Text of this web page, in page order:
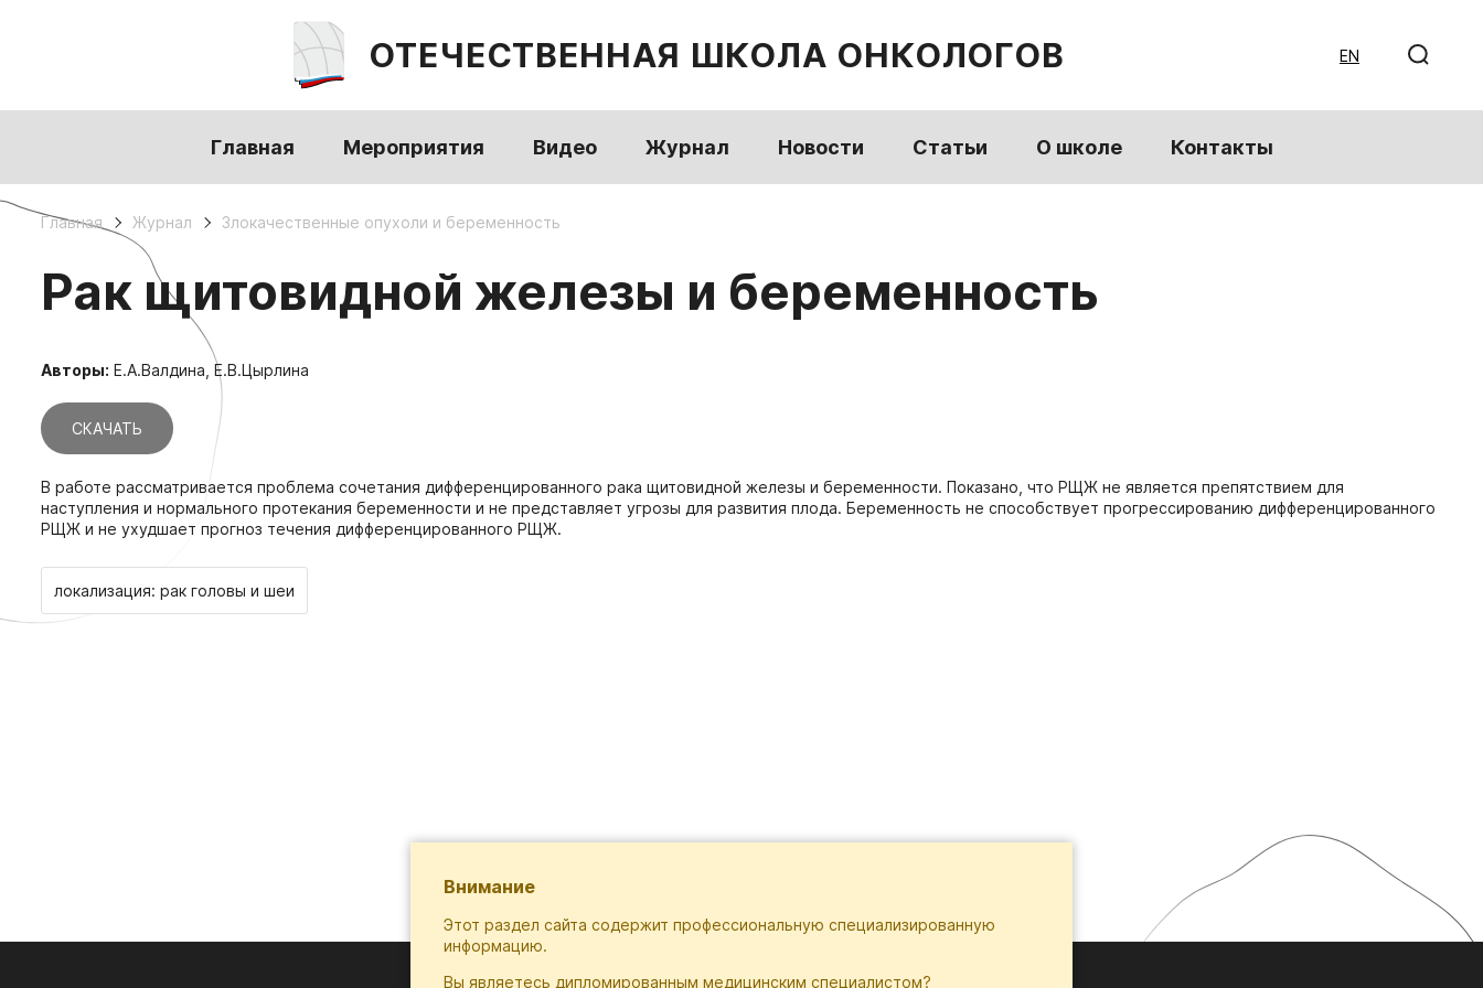
ОТЕЧЕСТВЕННАЯ ШКОЛА ОНКОЛОГОВ EN
Главная Мероприятия Видео Журнал Новости Статьи О школе Контакты
Главная Журнал Злокачественные опухоли и беременность
Рак щитовидной железы и беременность
Авторы: Е.А.Валдина, Е.В.Цырлина
СКАЧАТЬ
В работе рассматривается проблема сочетания дифференцированного рака щитовидной железы и беременности. Показано, что РЩЖ не является препятствием для
наступления и нормального протекания беременности и не представляет угрозы для развития плода. Беременность не способствует прогрессированию дифференцированного
РЩЖ и не ухудшает прогноз течения дифференцированного РЩЖ.
локализация: рак головы и шеи
Внимание
Этот раздел сайта содержит профессиональную специализированную
информацию.
Вы являетесь дипломированным медицинским специалистом?